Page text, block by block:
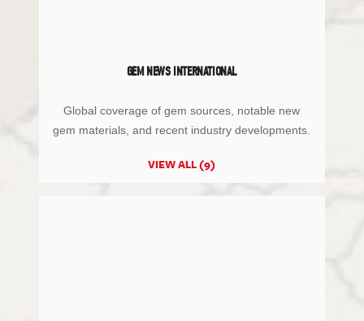
GEM NEWS INTERNATIONAL
Global coverage of gem sources, notable new
gem materials, and recent industry developments.
VIEW ALL (9)